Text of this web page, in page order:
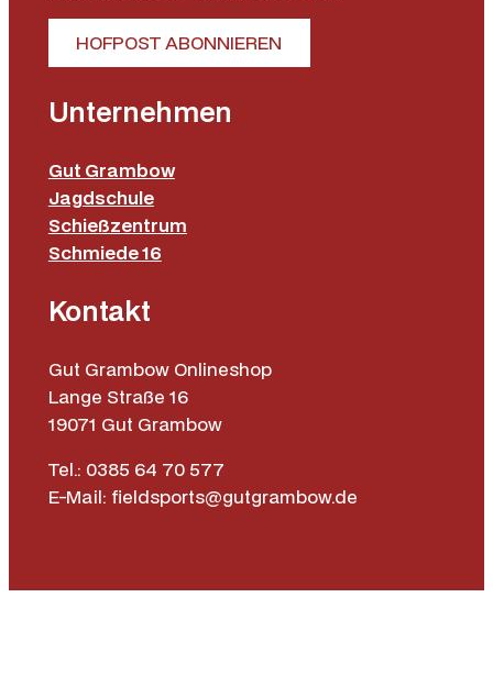
HOFPOST ABONNIEREN
Unternehmen
Gut Grambow
Jagdschule
Schießzentrum
Schmiede 16
Kontakt
Gut Grambow Onlineshop
Lange Straße 16
19071 Gut Grambow
Tel.: 0385 64 70 577
E-Mail: fieldsports@gutgrambow.de